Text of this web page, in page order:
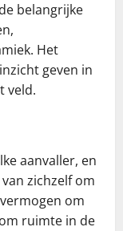
belangrijke
Het
geven in
veld.
aanvaller, en
zichzelf om
om
ruimte in de